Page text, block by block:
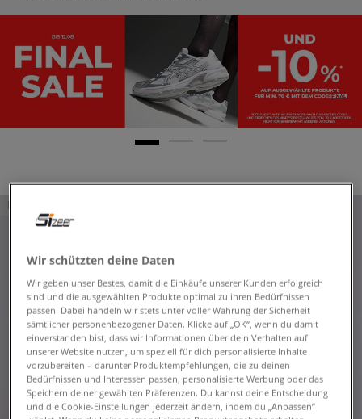
PRODUKT NICHT VERFÜGBAR
Wir schützten deine Daten
Wir geben unser Bestes, damit die Einkäufe unserer Kunden erfolgreich
sind und die ausgewählten Produkte optimal zu ihren Bedürfnissen
passen. Dabei handeln wir stets unter voller Wahrung der Sicherheit
sämtlicher personenbezogener Daten. Klicke auf „OK“, wenn du damit
einverstanden bist, dass wir Informationen über dein Verhalten auf
unserer Website nutzen, um speziell für dich personalisierte Inhalte
vorzubereiten – darunter Produktempfehlungen, die zu deinen
Bedürfnissen und Interessen passen, personalisierte Werbung oder das
Speichern deiner gewählten Präferenzen. Du kannst deine Entscheidung
und die Cookie-Einstellungen jederzeit ändern, indem du „Anpassen“